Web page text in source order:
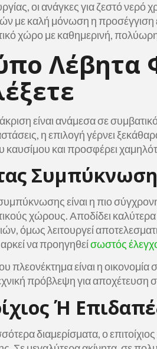
οι ανάγκες για ζεστό νερό
με καλή μόνωση η προσέγγιση
χώρο με καθημερινή,
Λέβητα
είναι ανάμεσα σε
η επιλογή γέρνει
καυσίμου και προσφέρει
είναι η πιο
χώρους. Αποδίδει
όμως λειτουργεί
να προηγηθείσωστός
πλεονέκτημα είναι η οικονομία
πρόβλεψη για
Ή
διαμερίσματα, ο